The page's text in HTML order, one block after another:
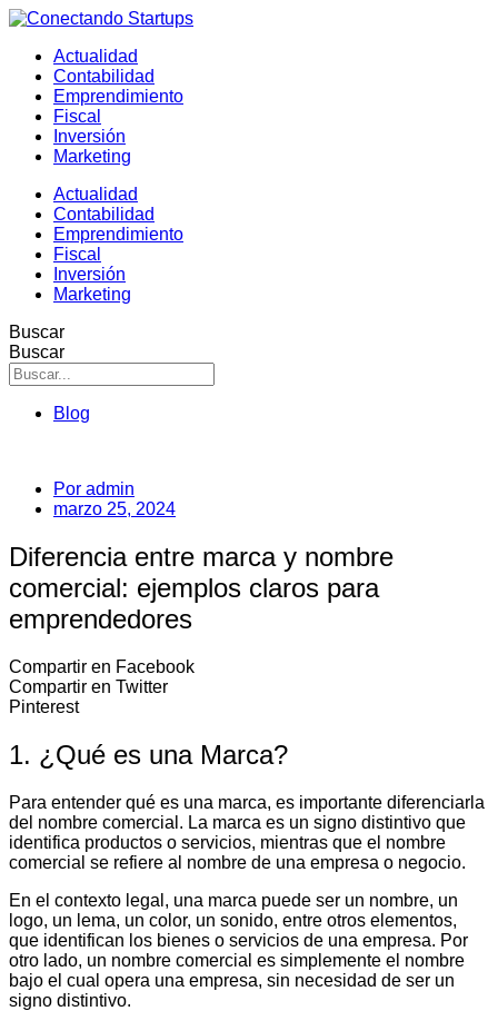
Actualidad
Contabilidad
Emprendimiento
Fiscal
Inversión
Marketing
Actualidad
Contabilidad
Emprendimiento
Fiscal
Inversión
Marketing
Buscar
Buscar
Blog
Por admin
marzo 25, 2024
Diferencia entre marca y nombre
comercial: ejemplos claros para
emprendedores
Compartir en Facebook
Compartir en Twitter
Pinterest
1. ¿Qué es una Marca?
Para entender qué es una marca, es importante diferenciarla
del nombre comercial. La marca es un signo distintivo que
identifica productos o servicios, mientras que el nombre
comercial se refiere al nombre de una empresa o negocio.
En el contexto legal, una marca puede ser un nombre, un
logo, un lema, un color, un sonido, entre otros elementos,
que identifican los bienes o servicios de una empresa. Por
otro lado, un nombre comercial es simplemente el nombre
bajo el cual opera una empresa, sin necesidad de ser un
signo distintivo.